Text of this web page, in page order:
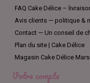
FAQ Cake Délice –
Avis clients — politique &
Contact — Un conseil de
Plan du site | Cake Délice
Magasin Cake Délice
Votre compte